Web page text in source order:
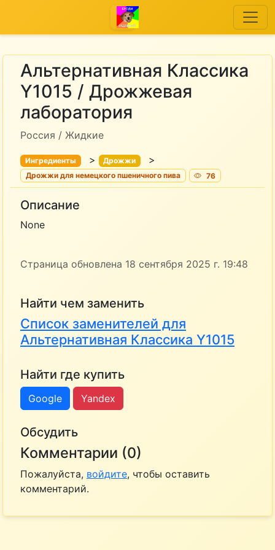
Альтернативная Классика
Y1015 / Дрожжевая
лаборатория
Россия / Жидкие
Ингредиенты > Дрожжи >
Дрожжи для немецкого пшеничного пива 76
Описание
None
Страница обновлена 18 сентября 2025 г. 19:48
Найти чем заменить
Список заменителей для
Альтернативная Классика Y1015
Найти где купить
Google Yandex
Обсудить
Комментарии (0)
Пожалуйста, войдите, чтобы оставить
комментарий.